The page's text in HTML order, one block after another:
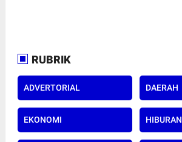
RUBRIK
ADVERTORIAL DAERAH
EKONOMI HIBURAN